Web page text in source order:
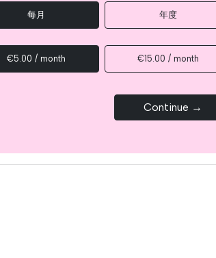
每月 年度
€5.00 / month €15.00 / month
Continue →